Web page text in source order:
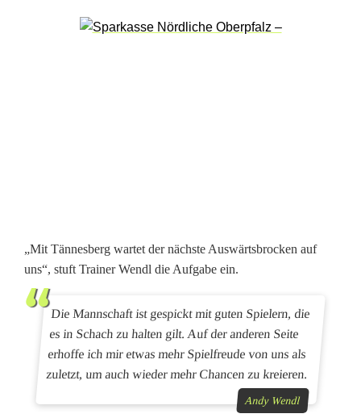
n
F
„Mit Tännesberg wartet der nächste Auswärtsbrocken auf
uns“, stuft Trainer Wendl die Aufgabe ein.
Die Mannschaft ist gespickt mit guten Spielern, die
es in Schach zu halten gilt. Auf der anderen Seite
erhoffe ich mir etwas mehr Spielfreude von uns als
zuletzt, um auch wieder mehr Chancen zu kreieren.
Andy Wendl